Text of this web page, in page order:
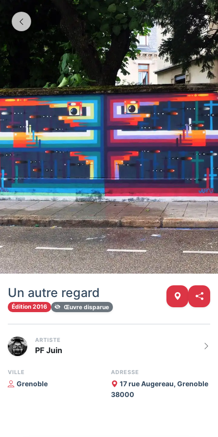
Un autre regard
Édition 2016 Œuvre disparue
ARTISTE
PF Juin
VILLE
Grenoble
ADRESSE
17 rue Augereau, Grenoble
38000